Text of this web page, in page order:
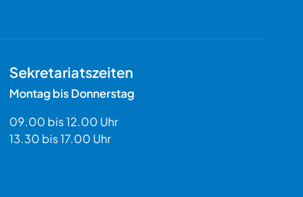
Sekretariatszeiten
Montag bis Donnerstag
09.00 bis 12.00 Uhr
13.30 bis 17.00 Uhr